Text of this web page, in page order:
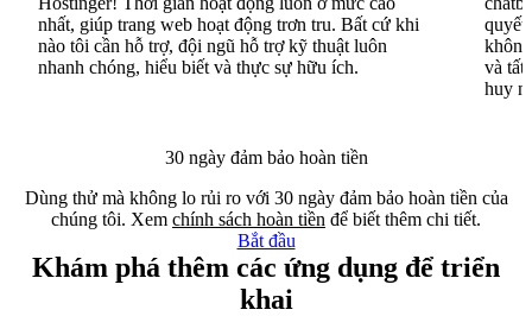
nhất, giúp trang web hoạt động trơn tru. Bất cứ khi
nào tôi cần hỗ trợ, đội ngũ hỗ trợ kỹ thuật luôn
nhanh chóng, hiểu biết và thực sự hữu ích.
quyết
và tất
huy
30 ngày đảm bảo hoàn tiền
Dùng thử mà không lo rủi ro với 30 ngày đảm bảo hoàn tiền của
chúng tôi. Xem chính sách hoàn tiền để biết thêm chi tiết.
Bắt đầu
Khám phá thêm các ứng dụng để triển
khai